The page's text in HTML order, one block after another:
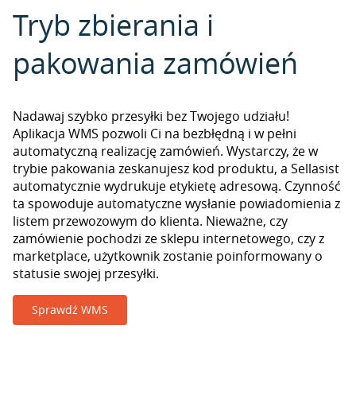
Tryb zbierania i
pakowania zamówień
Nadawaj szybko przesyłki bez Twojego udziału!
Aplikacja WMS pozwoli Ci na bezbłędną i w pełni
automatyczną realizację zamówień. Wystarczy, że w
trybie pakowania zeskanujesz kod produktu, a Sellasist
automatycznie wydrukuje etykietę adresową. Czynność
ta spowoduje automatyczne wysłanie powiadomienia z
listem przewozowym do klienta. Nieważne, czy
zamówienie pochodzi ze sklepu internetowego, czy z
marketplace, użytkownik zostanie poinformowany o
statusie swojej przesyłki.
Sprawdź WMS